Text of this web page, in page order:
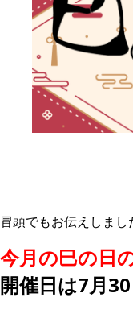
冒頭でもお伝えしまし
今月の巳の日
開催日は7月